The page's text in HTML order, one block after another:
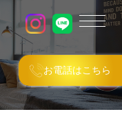
お電話はこちら